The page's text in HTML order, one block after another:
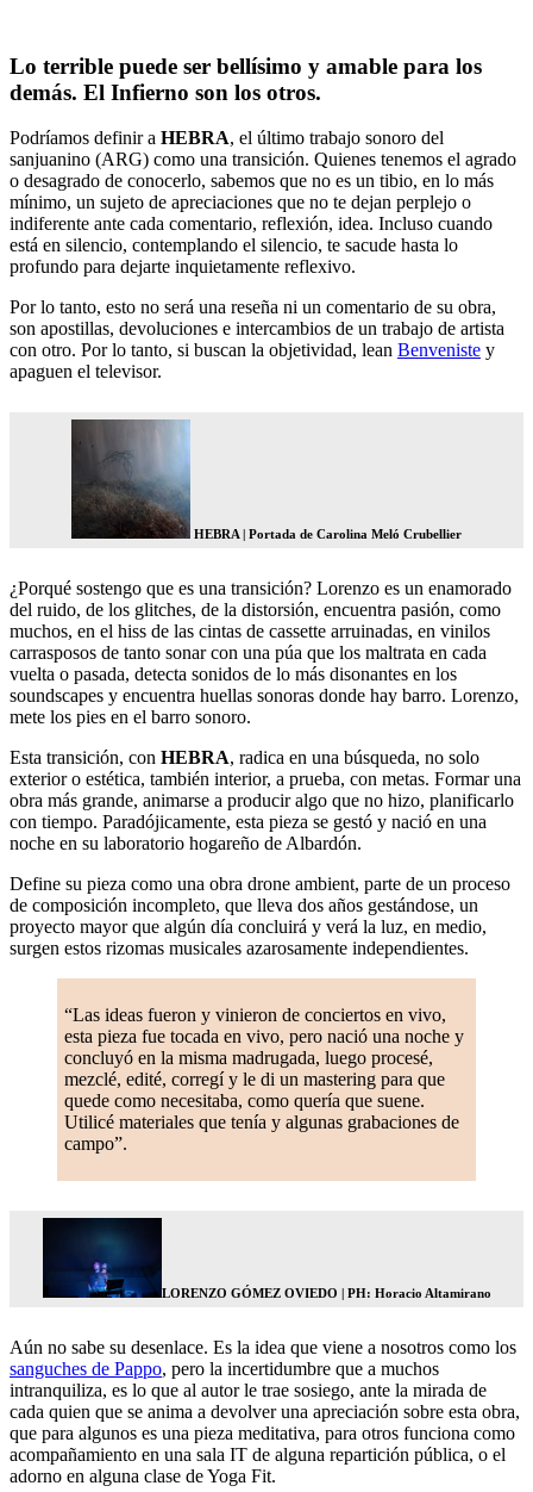
Lo terrible puede ser bellísimo y amable para los
demás. El Infierno son los otros.
Podríamos definir a HEBRA, el último trabajo sonoro del
sanjuanino (ARG) como una transición. Quienes tenemos el agrado
o desagrado de conocerlo, sabemos que no es un tibio, en lo más
mínimo, un sujeto de apreciaciones que no te dejan perplejo o
indiferente ante cada comentario, reflexión, idea. Incluso cuando
está en silencio, contemplando el silencio, te sacude hasta lo
profundo para dejarte inquietamente reflexivo.
Por lo tanto, esto no será una reseña ni un comentario de su obra,
son apostillas, devoluciones e intercambios de un trabajo de artista
con otro. Por lo tanto, si buscan la objetividad, lean Benveniste y
apaguen el televisor.
HEBRA | Portada de Carolina Meló Crubellier
¿Porqué sostengo que es una transición? Lorenzo es un enamorado
del ruido, de los glitches, de la distorsión, encuentra pasión, como
muchos, en el hiss de las cintas de cassette arruinadas, en vinilos
carrasposos de tanto sonar con una púa que los maltrata en cada
vuelta o pasada, detecta sonidos de lo más disonantes en los
soundscapes y encuentra huellas sonoras donde hay barro. Lorenzo,
mete los pies en el barro sonoro.
Esta transición, con HEBRA, radica en una búsqueda, no solo
exterior o estética, también interior, a prueba, con metas. Formar una
obra más grande, animarse a producir algo que no hizo, planificarlo
con tiempo. Paradójicamente, esta pieza se gestó y nació en una
noche en su laboratorio hogareño de Albardón.
Define su pieza como una obra drone ambient, parte de un proceso
de composición incompleto, que lleva dos años gestándose, un
proyecto mayor que algún día concluirá y verá la luz, en medio,
surgen estos rizomas musicales azarosamente independientes.
“Las ideas fueron y vinieron de conciertos en vivo,
esta pieza fue tocada en vivo, pero nació una noche y
concluyó en la misma madrugada, luego procesé,
mezclé, edité, corregí y le di un mastering para que
quede como necesitaba, como quería que suene.
Utilicé materiales que tenía y algunas grabaciones de
campo”.
LORENZO GÓMEZ OVIEDO | PH: Horacio Altamirano
Aún no sabe su desenlace. Es la idea que viene a nosotros como los
sanguches de Pappo, pero la incertidumbre que a muchos
intranquiliza, es lo que al autor le trae sosiego, ante la mirada de
cada quien que se anima a devolver una apreciación sobre esta obra,
que para algunos es una pieza meditativa, para otros funciona como
acompañamiento en una sala IT de alguna repartición pública, o el
adorno en alguna clase de Yoga Fit.